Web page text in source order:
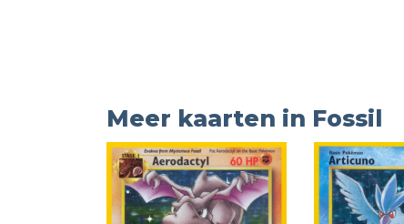
Meer kaarten in Fossil